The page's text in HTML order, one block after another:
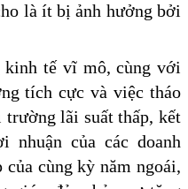
là ít bị ảnh hưởng bởi
kinh tế vĩ mô, cùng với
tích cực và việc tháo
trường lãi suất thấp, kết
của các doanh
cùng kỳ năm ngoái,